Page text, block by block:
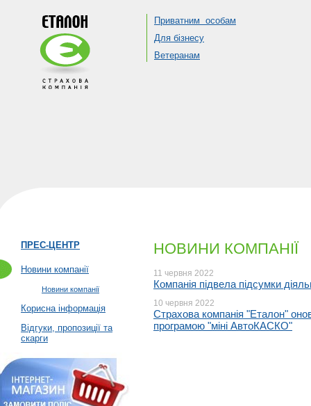
Приватним особам
Для бізнесу
Ветеранам
ПРЕС-ЦЕНТР
Новини компанії
Новини компанії
Корисна інформація
Відгуки, пропозиції та
скарги
НОВИНИ КОМПАНІЇ
11 червня 2022
Компанія підвела підсумки
10 червня 2022
Страхова компанія "Еталон"
програмою "міні АвтоКАСКО"